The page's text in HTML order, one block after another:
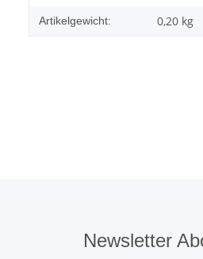
Artikelgewicht: 0,20 kg
Newsletter